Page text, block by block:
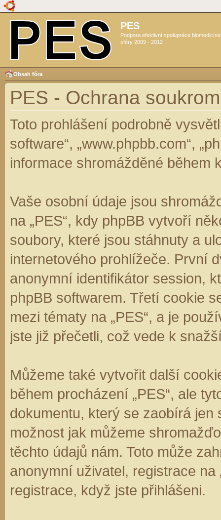
PES
Podpora efektivní spolupráce
sféry 2009 - 2012
Obsah fóra
PES - Ochrana
Toto prohlášení podrobně
software“, „www.phpbb.com“,
informace shromážděné během
Vaše osobní údaje jsou
na „PES“, kdy phpBB vytvoří
soubory, které jsou stáhnuty a
internetového prohlížeče. První
anonymní identifikátor session,
phpBB softwarem. Třetí cookie
mezi tématy na „PES“, a je
jste již přečetli, což vede k
Můžeme také vytvořit další
během procházení „PES“, ale
dokumentu, který se zaobírá jen
možnost jak můžeme
těchto údajů nám. Toto může
anonymní uživatel, registrace
registrace, když jste přihlášeni.